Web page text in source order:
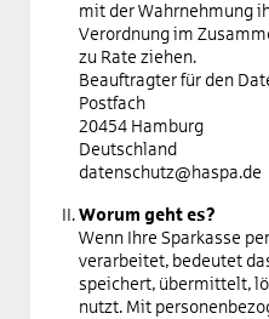
mit der Wahrnehmung
Verordnung im
zu Rate ziehen.
Beauftragter für den
Postfach
20454 Hamburg
Deutschland
datenschutz@haspa.de
Worum geht es?
Wenn Ihre Sparkasse
verarbeitet, bedeutet
speichert, übermittelt,
nutzt. Mit